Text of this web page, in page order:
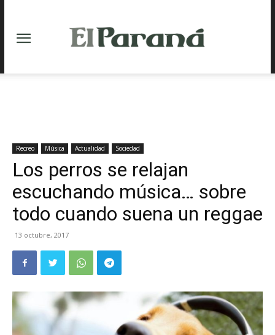
Recreo Música Actualidad Sociedad
Los perros se relajan
escuchando música… sobre
todo cuando suena un reggae
13 octubre, 2017